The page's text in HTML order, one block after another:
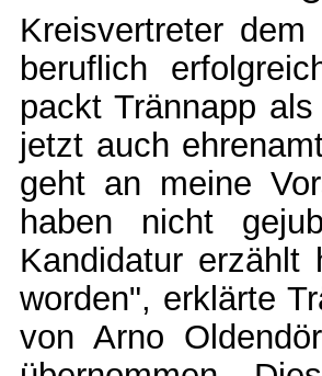
Kreisvertreter
beruflich
packt Trännapp
jetzt auch
geht an meine
haben nicht
Kandidatur
worden", erklärte
von Arno